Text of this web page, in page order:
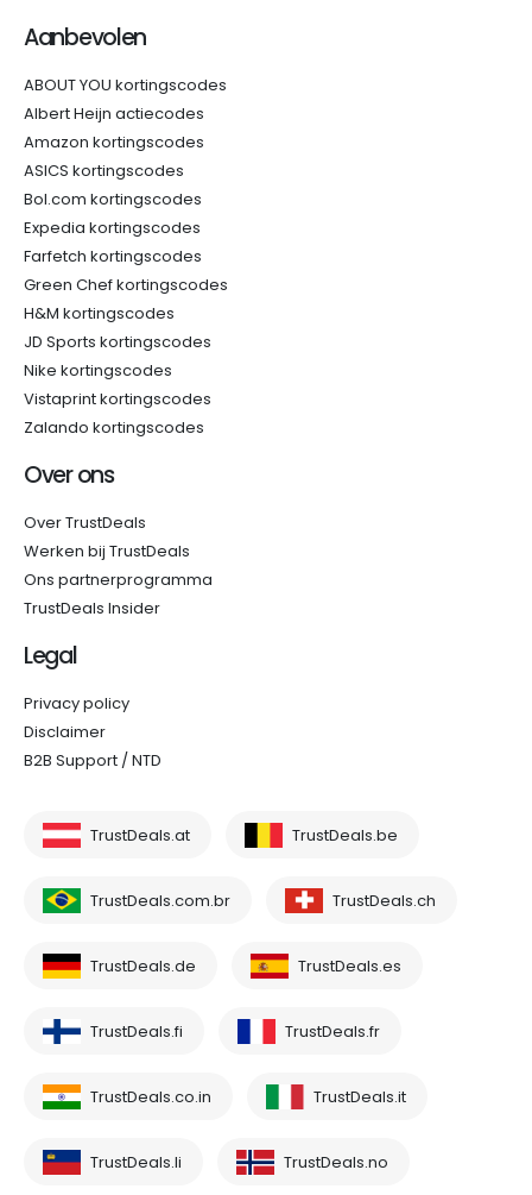
Aanbevolen
ABOUT YOU kortingscodes
Albert Heijn actiecodes
Amazon kortingscodes
ASICS kortingscodes
Bol.com kortingscodes
Expedia kortingscodes
Farfetch kortingscodes
Green Chef kortingscodes
H&M kortingscodes
JD Sports kortingscodes
Nike kortingscodes
Vistaprint kortingscodes
Zalando kortingscodes
Over ons
Over TrustDeals
Werken bij TrustDeals
Ons partnerprogramma
TrustDeals Insider
Legal
Privacy policy
Disclaimer
B2B Support / NTD
TrustDeals.at TrustDeals.be
TrustDeals.com.br TrustDeals.ch
TrustDeals.de TrustDeals.es
TrustDeals.fi TrustDeals.fr
TrustDeals.co.in TrustDeals.it
TrustDeals.li TrustDeals.no